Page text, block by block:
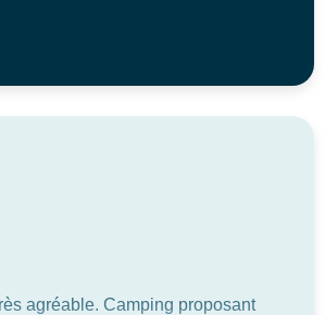
agréable. Camping proposant